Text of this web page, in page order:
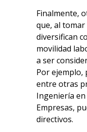
Finalmente,
que, al
diversifican
movilidad
a ser
Por ejemplo,
entre otras
Ingeniería
Empresas,
directivos.